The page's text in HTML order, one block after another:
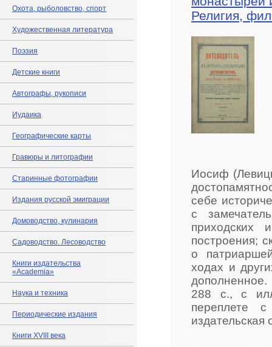
Охота, рыболовство, спорт
Художественная литература
Поэзия
Детские книги
Автографы, рукописи
Иудаика
Географические карты
Гравюры и литографии
Старинные фотографии
Издания русской эмиграции
Домоводство, кулинария
Садоводство. Лесоводство
Книги издательства
«Academia»
Наука и техника
Периодические издания
Книги XVIII века
Религия,
Иосиф
себе
с
приходских
построения;
о
ходах и
288 c., с
переплете